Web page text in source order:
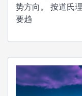
势方向。 按道氏
要趋